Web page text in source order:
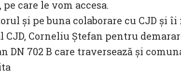
care le vom accesa.
și pe buna colaborare cu CJD și
Corneliu Ștefan pentru
DN 702 B care traversează și